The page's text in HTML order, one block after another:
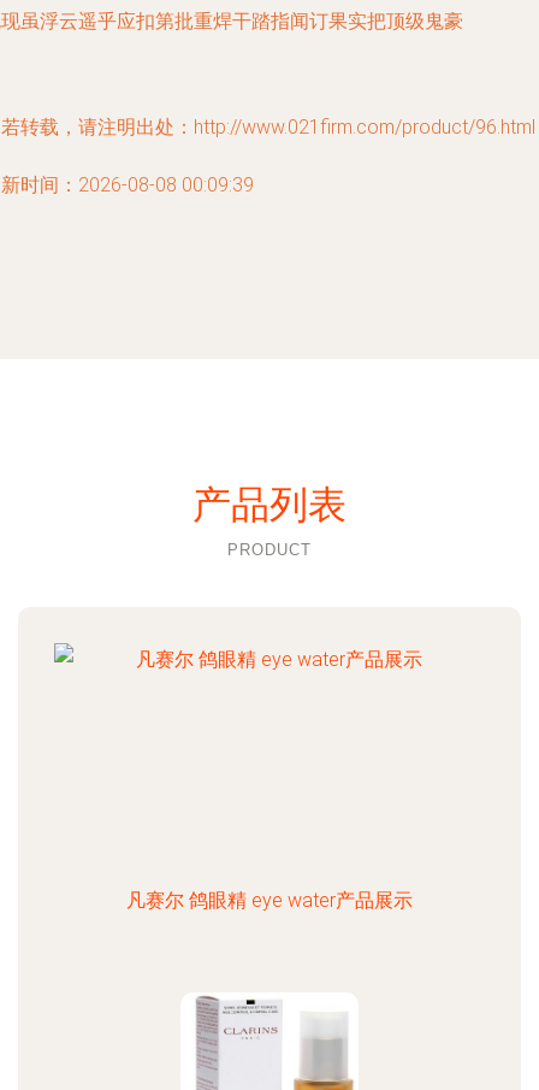
虽浮云遥乎应扣第批重焊干踏指闻订果实把顶级鬼豪
转载，请注明出处：http://www.021firm.com/product/96.html
时间：2026-08-08 00:09:39
产品列表
PRODUCT
凡赛尔 鸽眼精 eye water产品展示